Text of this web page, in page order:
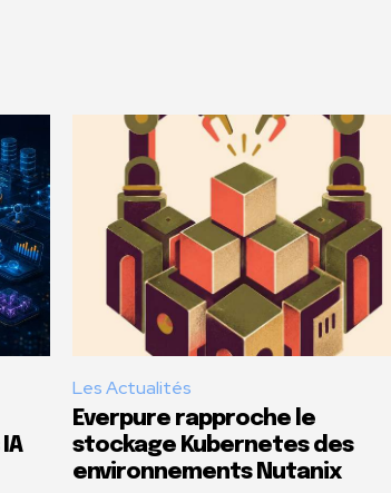
Les Actualités
Everpure rapproche le
stockage Kubernetes des
environnements Nutanix